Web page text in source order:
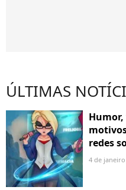
ÚLTIMAS
redes
4 de